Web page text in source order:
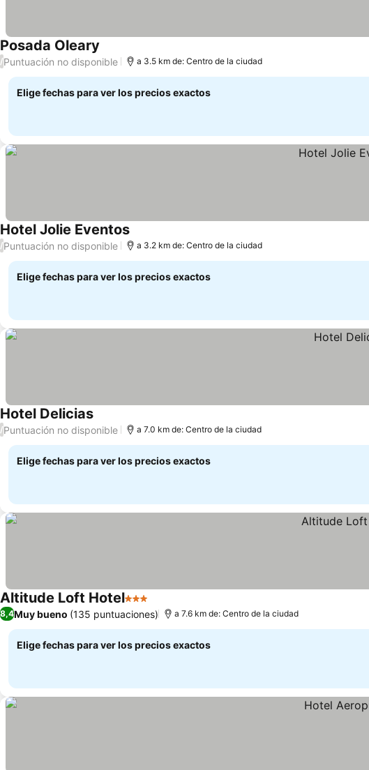
Posada Oleary
/Puntuación no disponible a 3.5 km de: Centro de la ciudad
Elige fechas para ver los precios exactos
Hotel Jolie Eventos
/Puntuación no disponible a 3.2 km de: Centro de la ciudad
Elige fechas para ver los precios exactos
Hotel Delicias
/Puntuación no disponible a 7.0 km de: Centro de la ciudad
Elige fechas para ver los precios exactos
Altitude Loft Hotel3 Estrellas
8,4Muy bueno (135 puntuaciones) a 7.6 km de: Centro de la ciudad
Elige fechas para ver los precios exactos